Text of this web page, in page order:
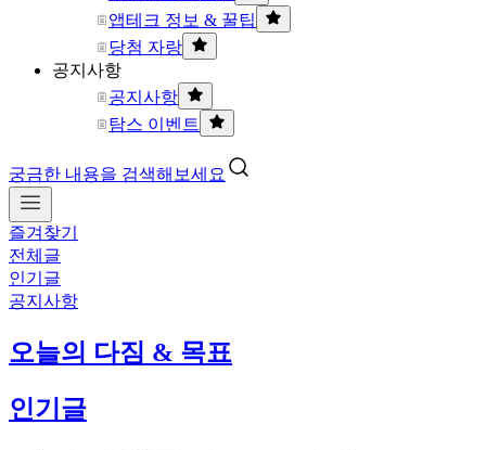
앱테크 정보 & 꿀팁
당첨 자랑
공지사항
공지사항
탐스 이벤트
궁금한 내용을 검색해보세요
즐겨찾기
전체글
인기글
공지사항
오늘의 다짐 & 목표
인기글